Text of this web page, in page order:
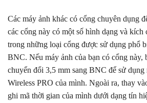
Các máy ảnh khác có cổng chuyên dụng
các cổng này có một số hình dạng và kích
trong những loại cổng được sử dụng phổ
BNC. Nếu máy ảnh của bạn có cổng này,
chuyển đổi 3,5 mm sang BNC để sử
Wireless PRO của mình. Ngoài ra, thay
ghi mã thời gian của mình dưới dạng tín